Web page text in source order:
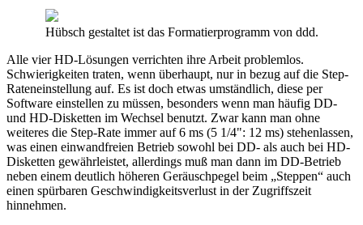
Hübsch gestaltet ist das Formatierprogramm von ddd.
Alle vier HD-Lösungen verrichten ihre Arbeit problemlos.
Schwierigkeiten traten, wenn überhaupt, nur in bezug auf die Step-
Rateneinstellung auf. Es ist doch etwas umständlich, diese per
Software einstellen zu müssen, besonders wenn man häufig DD-
und HD-Disketten im Wechsel benutzt. Zwar kann man ohne
weiteres die Step-Rate immer auf 6 ms (5 1/4": 12 ms) stehenlassen,
was einen einwandfreien Betrieb sowohl bei DD- als auch bei HD-
Disketten gewährleistet, allerdings muß man dann im DD-Betrieb
neben einem deutlich höheren Geräuschpegel beim „Steppen“ auch
einen spürbaren Geschwindigkeitsverlust in der Zugriffszeit
hinnehmen.